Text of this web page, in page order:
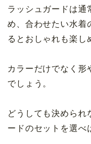
ラッシュガードは通
め、合わせたい水着
るとおしゃれも楽し
カラーだけでなく形
でしょう。
どうしても決められ
ードのセットを選べ